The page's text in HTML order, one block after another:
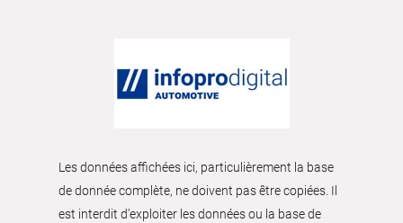
Les données affichées ici, particulièrement la base
de donnée complète, ne doivent pas être copiées. Il
est interdit d’exploiter les données ou la base de